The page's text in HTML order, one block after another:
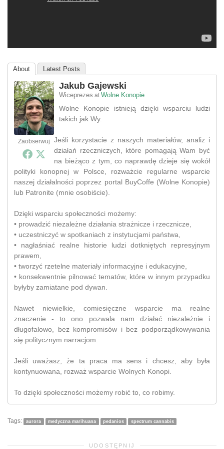
About Latest Posts
Zaobserwuj
Jakub Gajewski
Wiceprezes atWolne Konopie
Wolne Konopie istnieją dzięki wsparciu ludzi
takich jak Wy.
Jeśli korzystacie z naszych materiałów, analiz i
działań rzeczniczych, które pomagają Wam być
na bieżąco z tym, co naprawdę dzieje się wokół
polityki konopnej w Polsce, rozważcie regularne wsparcie
naszej działalności poprzez portal BuyCoffe (Wolne Konopie)
lub Patronite (mnie osobiście).
Dzięki wsparciu społeczności możemy:
• prowadzić niezależne działania strażnicze i rzecznicze,
• uczestniczyć w spotkaniach z instytucjami państwa,
• nagłaśniać realne historie ludzi dotkniętych represyjnym
prawem,
• tworzyć rzetelne materiały informacyjne i edukacyjne,
• konsekwentnie pilnować tematów, które w innym przypadku
byłyby zamiatane pod dywan.
Nawet niewielkie, comiesięczne wsparcie ma realne
znaczenie - to ono pozwala nam działać niezależnie i
długofalowo, bez kompromisów i bez podporządkowywania
się politycznym narracjom.
Jeśli uważasz, że ta praca ma sens i chcesz, aby była
kontynuowana, rozważ wsparcie Wolnych Konopi.
To dzięki społeczności możemy robić to, co robimy.
Tags: aurora medyczna marihuana pedanios spectrum cannabis
UDOSTĘPNIJ